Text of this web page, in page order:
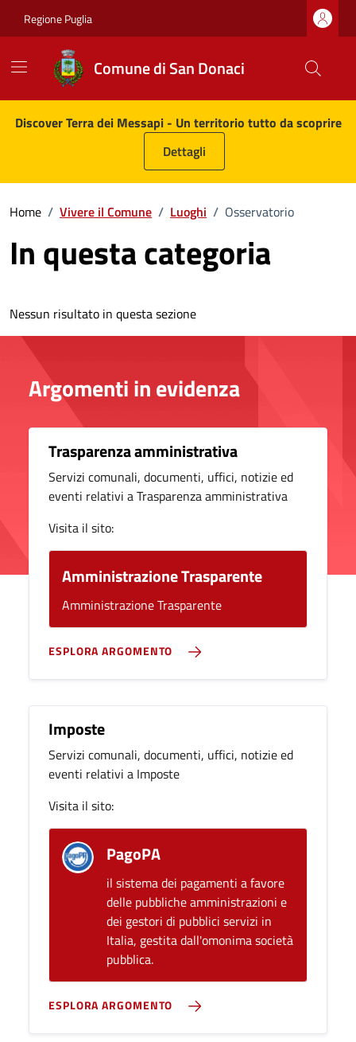
Regione Puglia
Comune di San Donaci
Comune di San Donaci
Contenuti in evidenza
Discover Terra dei Messapi - Un territorio tutto da scoprire
Dettagli
Home / Vivere il Comune / Luoghi / Osservatorio
In questa categoria
Nessun risultato in questa sezione
Argomenti in evidenza
Trasparenza amministrativa
Servizi comunali, documenti, uffici, notizie ed
eventi relativi a Trasparenza amministrativa
Visita il sito:
Amministrazione Trasparente
Amministrazione Trasparente
ESPLORA ARGOMENTO
Imposte
Servizi comunali, documenti, uffici, notizie ed
eventi relativi a Imposte
Visita il sito:
PagoPA
il sistema dei pagamenti a favore
delle pubbliche amministrazioni e
dei gestori di pubblici servizi in
Italia, gestita dall'omonima società
pubblica.
ESPLORA ARGOMENTO